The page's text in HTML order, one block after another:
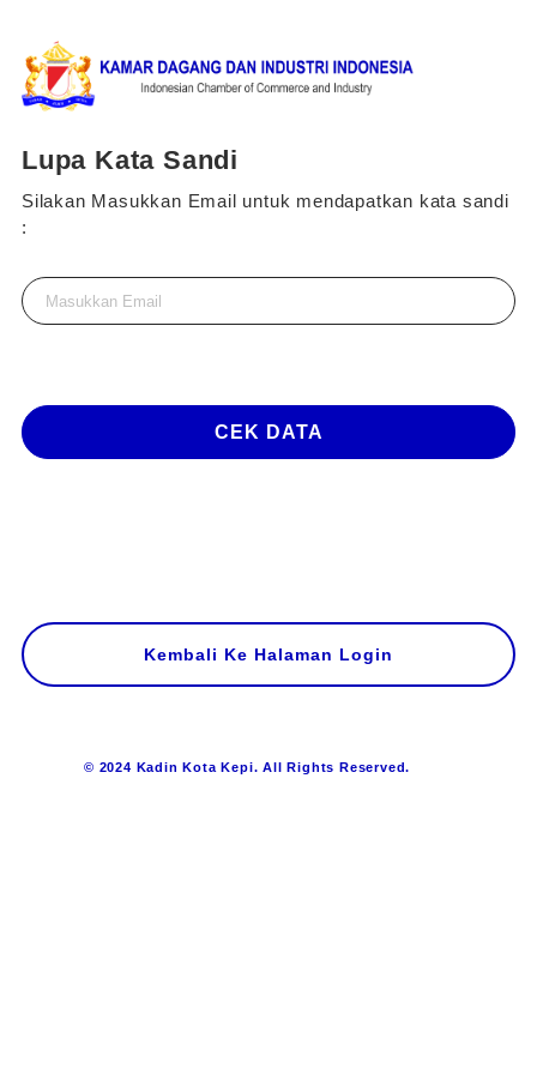
Lupa Kata Sandi
Silakan Masukkan Email untuk mendapatkan kata sandi
:
CEK DATA
Kembali Ke Halaman Login
© 2024 Kadin Kota Kepi. All Rights Reserved.